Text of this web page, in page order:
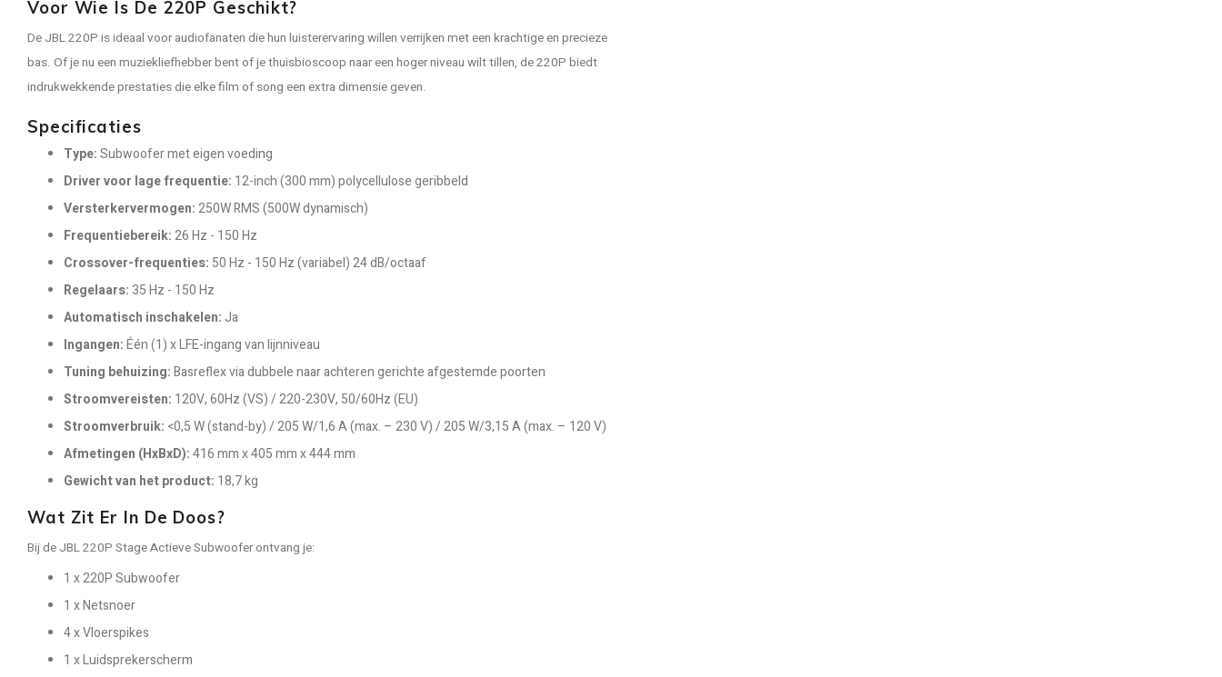
Voor Wie Is De 220P Geschikt?
De JBL 220P is ideaal voor audiofanaten die hun luisterervaring willen verrijken met een krachtige en precieze
bas. Of je nu een muziekliefhebber bent of je thuisbioscoop naar een hoger niveau wilt tillen, de 220P biedt
indrukwekkende prestaties die elke film of song een extra dimensie geven.
Specificaties
Type:Subwoofer met eigen voeding
Driver voor lage frequentie: 12-inch (300 mm) polycellulose geribbeld
Versterkervermogen:250W RMS (500W dynamisch)
Frequentiebereik:26 Hz - 150 Hz
Crossover-frequenties: 50 Hz - 150 Hz (variabel) 24 dB/octaaf
Regelaars: 35 Hz - 150 Hz
Automatisch inschakelen: Ja
Ingangen:Één (1) x LFE-ingang van lijnniveau
Tuning behuizing:Basreflex via dubbele naar achteren gerichte afgestemde poorten
Stroomvereisten: 120V, 60Hz (VS) / 220-230V, 50/60Hz (EU)
Stroomverbruik: <0,5 W (stand-by) / 205 W/1,6 A (max. – 230 V) / 205 W/3,15 A (max. – 120 V)
Afmetingen (HxBxD):416 mm x 405 mm x 444 mm
Gewicht van het product: 18,7 kg
Wat Zit Er In De Doos?
Bij de JBL 220P Stage Actieve Subwoofer ontvang je:
1 x 220P Subwoofer
1 x Netsnoer
4 x Vloerspikes
1 x Luidsprekerscherm